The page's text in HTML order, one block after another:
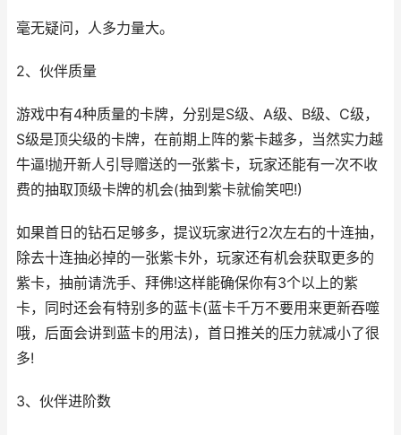
毫无疑问，人多力量大。
2、伙伴质量
游戏中有4种质量的卡牌，分别是S级、A级、B级、C级，
S级是顶尖级的卡牌，在前期上阵的紫卡越多，当然实力越
牛逼!抛开新人引导赠送的一张紫卡，玩家还能有一次不收
费的抽取顶级卡牌的机会(抽到紫卡就偷笑吧!)
如果首日的钻石足够多，提议玩家进行2次左右的十连抽，
除去十连抽必掉的一张紫卡外，玩家还有机会获取更多的
紫卡，抽前请洗手、拜佛!这样能确保你有3个以上的紫
卡，同时还会有特别多的蓝卡(蓝卡千万不要用来更新吞噬
哦，后面会讲到蓝卡的用法)，首日推关的压力就减小了很
多!
3、伙伴进阶数